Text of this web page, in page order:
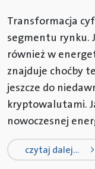
Transformacja
segmentu rynku.
również w
znajduje choćby
jeszcze do
kryptowalutami.
nowoczesnej
czytaj dalej…